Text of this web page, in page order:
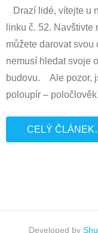
Drazí lidé, vítejte u
linku č. 52.
můžete darovat svou
nemusí hledat svoje
budovu. Ale pozor,
poloupír –
CELÝ
Developed by